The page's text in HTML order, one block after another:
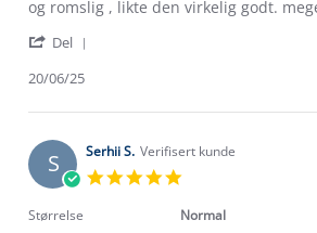
by
S.
20
2025
stating
jakke
og romslig , likte den virkelig godt.
Del
Dagrunn
on
20
Jun
20/06/25
S Serhii S. Verifisert kunde
rating
Størrelse Normal